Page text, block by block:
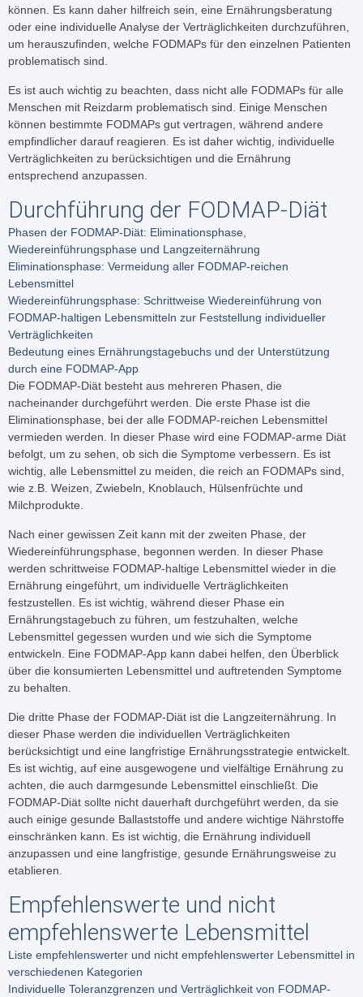
können. Es kann daher hilfreich sein, eine Ernährungsberatung
oder eine individuelle Analyse der Verträglichkeiten durchzuführen,
um herauszufinden, welche FODMAPs für den einzelnen Patienten
problematisch sind.
Es ist auch wichtig zu beachten, dass nicht alle FODMAPs für alle
Menschen mit Reizdarm problematisch sind. Einige Menschen
können bestimmte FODMAPs gut vertragen, während andere
empfindlicher darauf reagieren. Es ist daher wichtig, individuelle
Verträglichkeiten zu berücksichtigen und die Ernährung
entsprechend anzupassen.
Durchführung der FODMAP-Diät
Phasen der FODMAP-Diät: Eliminationsphase,
Wiedereinführungsphase und Langzeiternährung
Eliminationsphase: Vermeidung aller FODMAP-reichen
Lebensmittel
Wiedereinführungsphase: Schrittweise Wiedereinführung von
FODMAP-haltigen Lebensmitteln zur Feststellung individueller
Verträglichkeiten
Bedeutung eines Ernährungstagebuchs und der Unterstützung
durch eine FODMAP-App
Die FODMAP-Diät besteht aus mehreren Phasen, die
nacheinander durchgeführt werden. Die erste Phase ist die
Eliminationsphase, bei der alle FODMAP-reichen Lebensmittel
vermieden werden. In dieser Phase wird eine FODMAP-arme Diät
befolgt, um zu sehen, ob sich die Symptome verbessern. Es ist
wichtig, alle Lebensmittel zu meiden, die reich an FODMAPs sind,
wie z.B. Weizen, Zwiebeln, Knoblauch, Hülsenfrüchte und
Milchprodukte.
Nach einer gewissen Zeit kann mit der zweiten Phase, der
Wiedereinführungsphase, begonnen werden. In dieser Phase
werden schrittweise FODMAP-haltige Lebensmittel wieder in die
Ernährung eingeführt, um individuelle Verträglichkeiten
festzustellen. Es ist wichtig, während dieser Phase ein
Ernährungstagebuch zu führen, um festzuhalten, welche
Lebensmittel gegessen wurden und wie sich die Symptome
entwickeln. Eine FODMAP-App kann dabei helfen, den Überblick
über die konsumierten Lebensmittel und auftretenden Symptome
zu behalten.
Die dritte Phase der FODMAP-Diät ist die Langzeiternährung. In
dieser Phase werden die individuellen Verträglichkeiten
berücksichtigt und eine langfristige Ernährungsstrategie entwickelt.
Es ist wichtig, auf eine ausgewogene und vielfältige Ernährung zu
achten, die auch darmgesunde Lebensmittel einschließt. Die
FODMAP-Diät sollte nicht dauerhaft durchgeführt werden, da sie
auch einige gesunde Ballaststoffe und andere wichtige Nährstoffe
einschränken kann. Es ist wichtig, die Ernährung individuell
anzupassen und eine langfristige, gesunde Ernährungsweise zu
etablieren.
Empfehlenswerte und nicht
empfehlenswerte Lebensmittel
Liste empfehlenswerter und nicht empfehlenswerter Lebensmittel in
verschiedenen Kategorien
Individuelle Toleranzgrenzen und Verträglichkeit von FODMAP-